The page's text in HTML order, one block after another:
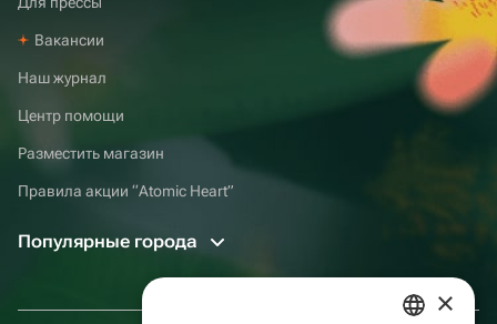
Вакансии
Наш журнал
Центр помощи
Разместить магазин
Правила акции “Atomic Heart”
Популярные города
×